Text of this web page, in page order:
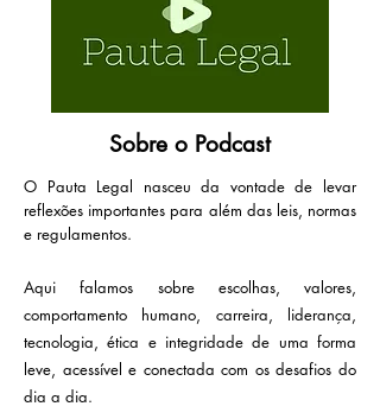
Sobre o Podcast
O Pauta Legal nasceu da vontade de levar
reflexões importantes para além das leis, normas
e regulamentos.
Aqui falamos sobre escolhas, valores,
comportamento humano, carreira, liderança,
tecnologia, ética e integridade de uma forma
leve, acessível e conectada com os desafios do
dia a dia.